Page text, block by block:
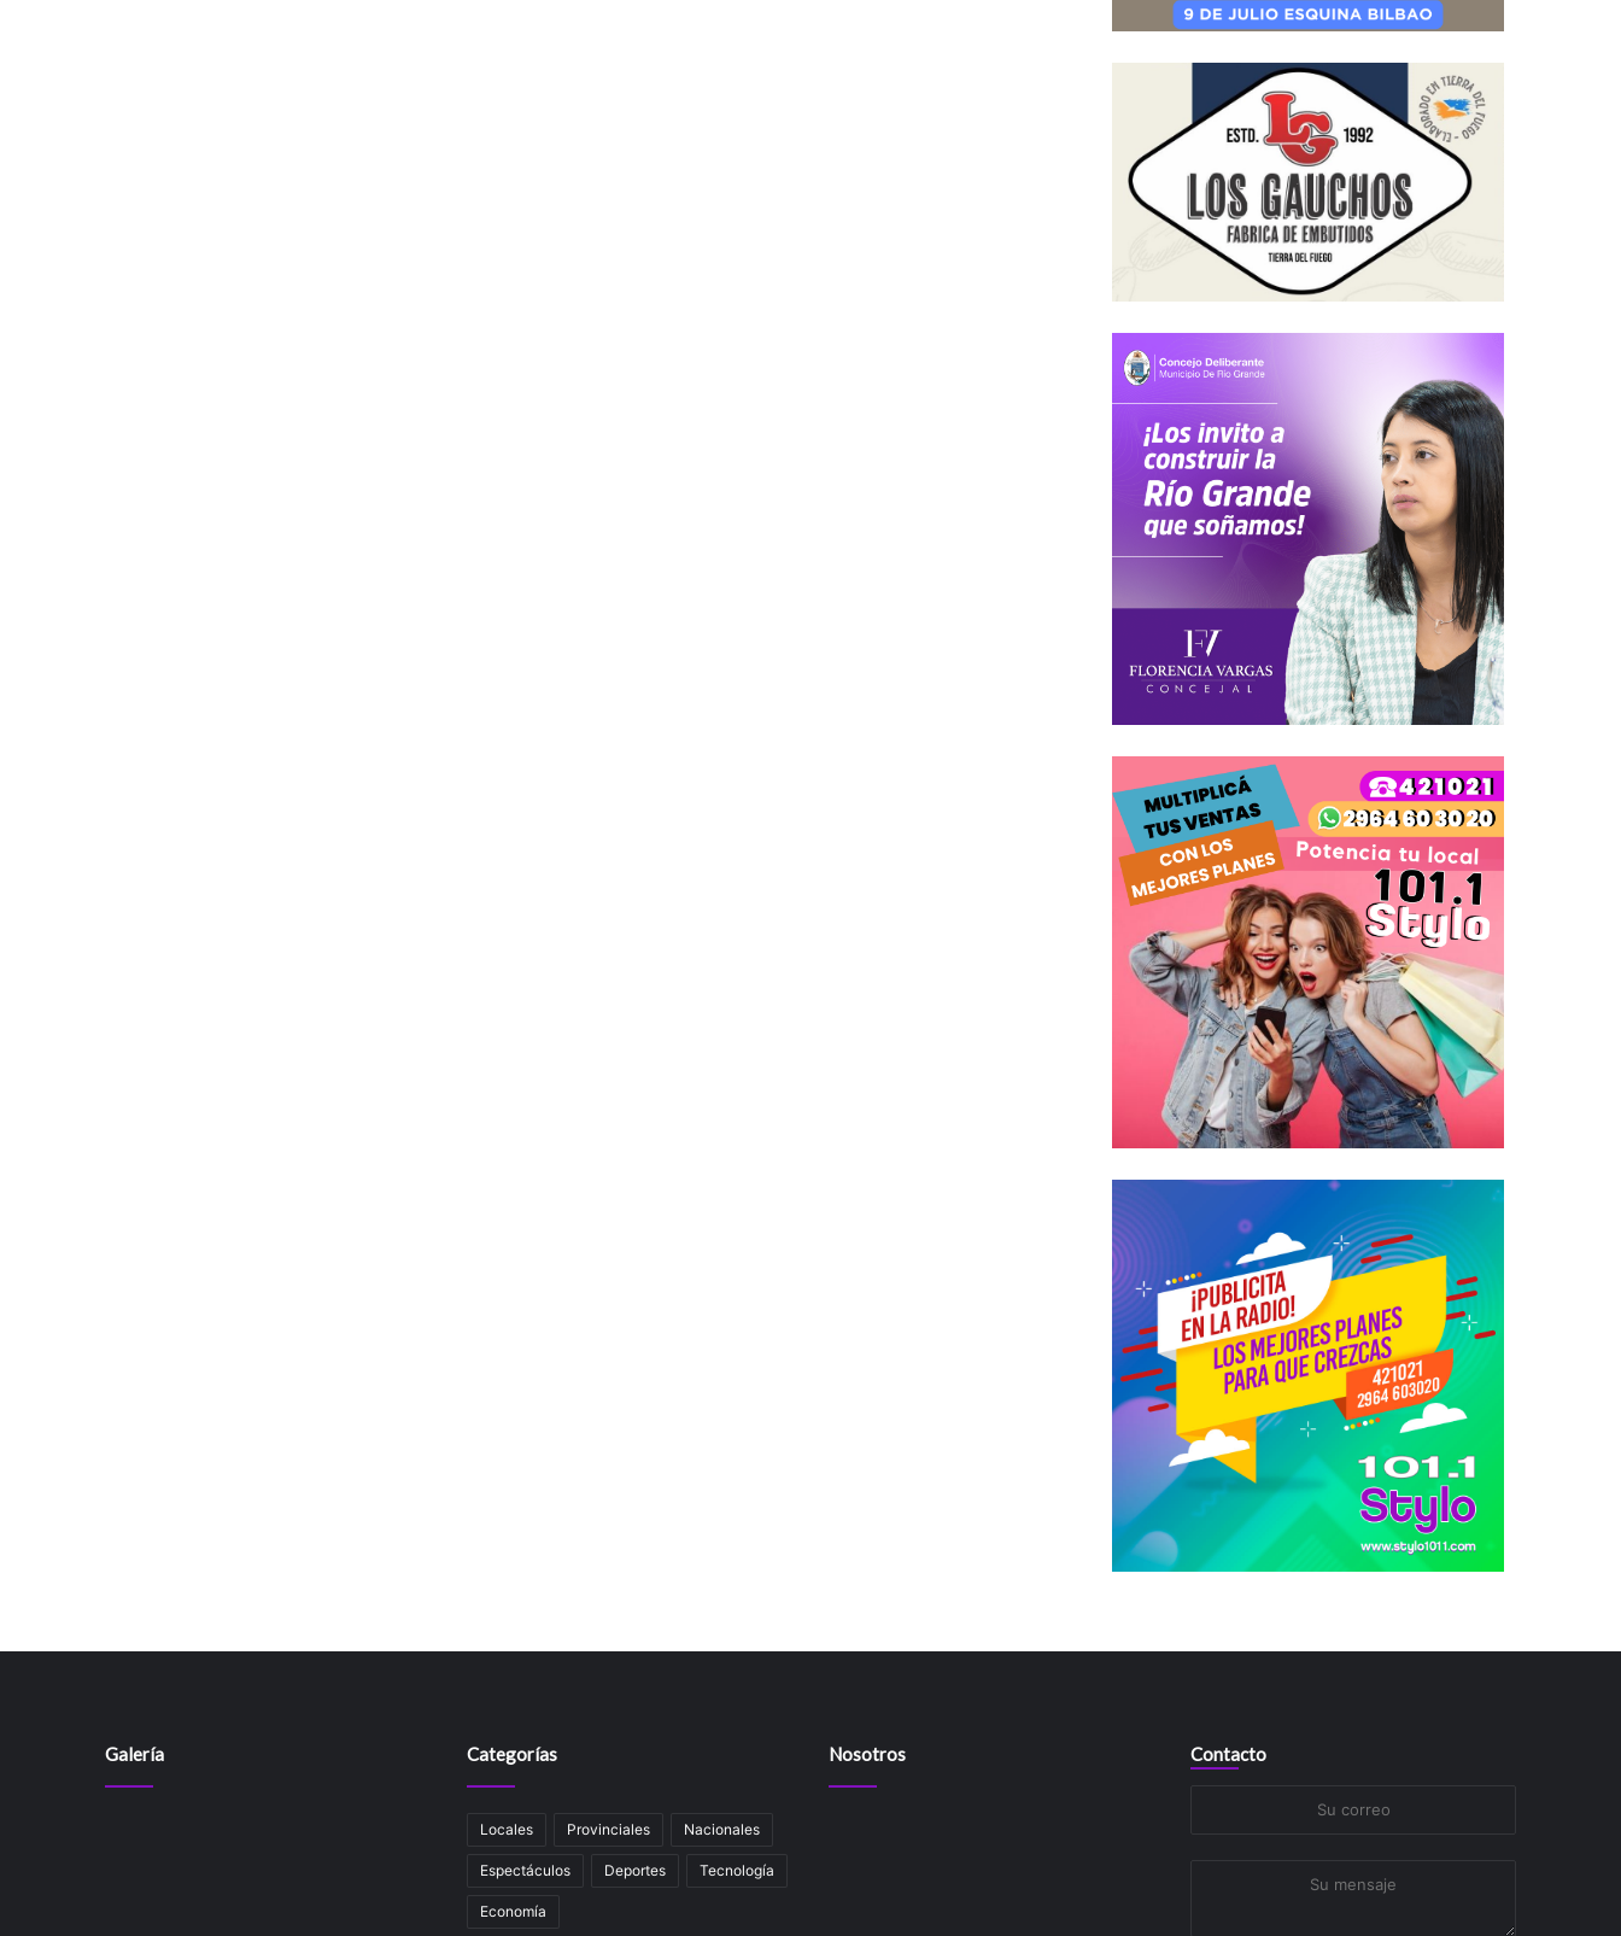
Galería Categorías
Locales Provinciales Nacionales
Espectáculos Deportes Tecnología
Economía
Nosotros Contacto